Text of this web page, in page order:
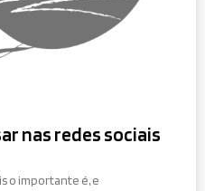
nas redes sociais
o importante é, e